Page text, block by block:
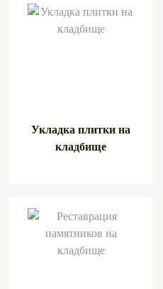
Укладка плитки на
кладбище